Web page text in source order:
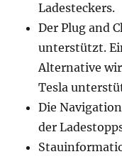
Ladesteckers.
Der Plug and
unterstützt.
Alternative
Tesla
Die
der